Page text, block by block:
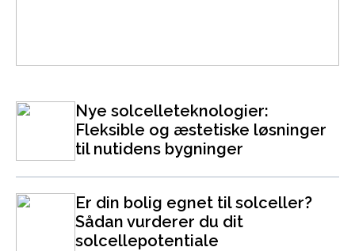
Nye solcelleteknologier:
Fleksible og æstetiske løsninger
til nutidens bygninger
Er din bolig egnet til solceller?
Sådan vurderer du dit
solcellepotentiale